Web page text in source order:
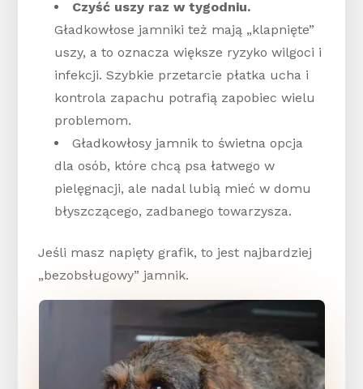
Czyść uszy raz w tygodniu.
Gładkowłose jamniki też mają „klapnięte”
uszy, a to oznacza większe ryzyko wilgoci i
infekcji. Szybkie przetarcie płatka ucha i
kontrola zapachu potrafią zapobiec wielu
problemom.
Gładkowłosy jamnik to świetna opcja
dla osób, które chcą psa łatwego w
pielęgnacji, ale nadal lubią mieć w domu
błyszczącego, zadbanego towarzysza.
Jeśli masz napięty grafik, to jest najbardziej
„bezobsługowy” jamnik.